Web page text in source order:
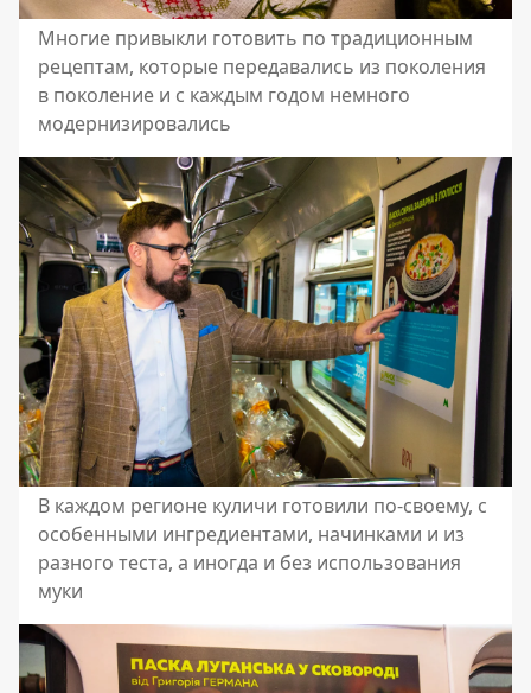
Многие привыкли готовить по традиционным
рецептам, которые передавались из поколения
в поколение и с каждым годом немного
модернизировались
В каждом регионе куличи готовили по-своему, с
особенными ингредиентами, начинками и из
разного теста, а иногда и без использования
муки